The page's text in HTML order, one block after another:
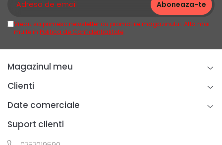
Vreau sa primesc newsletter cu promotiile magazinului. Afla mai
multe in Politica de Confidentialitate
Magazinul meu
Clienti
Date comerciale
Suport clienti